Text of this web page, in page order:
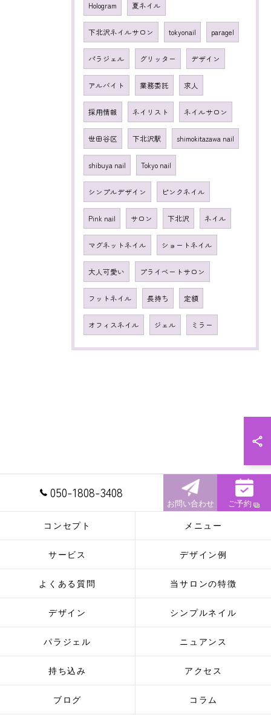
Hologram 夏ネイル
下北沢ネイルサロン tokyonail paragel
パラジェル グリッター デザイン
アルバイト 業務委託 求人
採用情報 ネイリスト ネイルサロン
世田谷区 下北沢駅 shimokitazawa nail
shibuya nail Tokyo nail
シンプルデザイン ピンクネイル
Pink nail サロン 下北沢 ネイル
マグネットネイル ショートネイル
大人可愛い プライベートサロン
フットネイル 長持ち 定額
オフィスネイル ジェル ミラー
050-1808-3408
お問い合わせ ご予約
コンセプト メニュー
サービス デザイン例
よくある質問 当サロンの特徴
デザイン シンプルネイル
パラジェル ニュアンス
持ち込み アクセス
ブログ コラム